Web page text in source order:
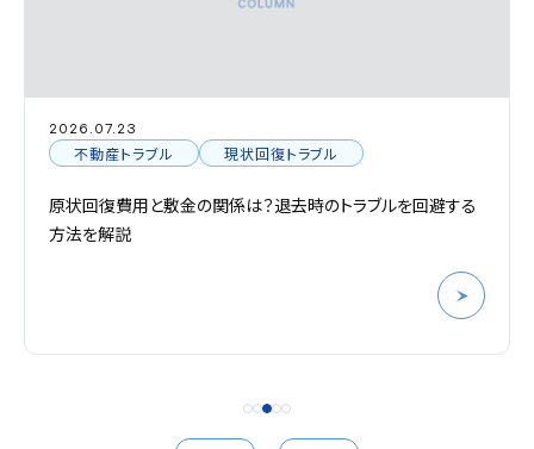
不動産トラブル
再開発
再開発に反対する人が取れる手段は？弁護士へ相談